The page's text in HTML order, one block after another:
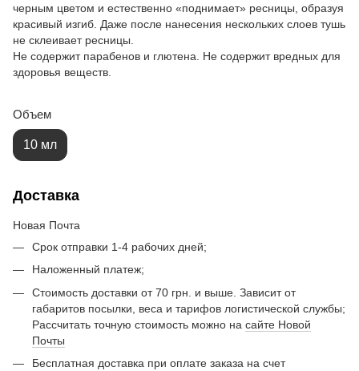
черным цветом и естественно «поднимает» ресницы, образуя
красивый изгиб. Даже после нанесения нескольких слоев тушь
не склеивает ресницы.
Не содержит парабенов и глютена. Не содержит вредных для
здоровья веществ.
Объем
10 мл
Доставка
Новая Почта
Срок отправки 1-4 рабочих дней;
Наложенный платеж;
Стоимость доставки от 70 грн. и выше. Зависит от
габаритов посылки, веса и тарифов логистической службы;
Рассчитать точную стоимость можно на сайте Новой
Почты
Бесплатная доставка при оплате заказа на счет